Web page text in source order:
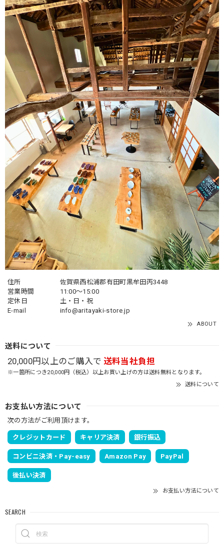
住所
佐賀県西松浦郡有田町黒牟田丙3448
営業時間
11:00～15:00
定休日
土・日・祝
E-mail
info@aritayaki-store.jp
ABOUT
送料について
20,000円以上のご購入で 送料当社負担
※一箇所につき20,000円（税込）以上お買い上げの方は送料無料となります。
送料について
お支払い方法について
次の方法がご利用頂けます。
クレジットカード キャリア決済 銀行振込
コンビニ決済・Pay-easy Amazon Pay PayPal
後払い決済
お支払い方法について
SEARCH